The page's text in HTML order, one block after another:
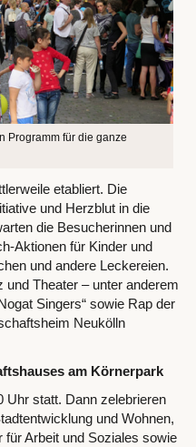
Programm für die ganze
etabliert. Die
und Herzblut in die
die Besucherinnen und
Aktionen für Kinder und
und andere Leckereien.
und Theater –unter anderem
Singers“ sowie Rap der
Neukölln
am Körnerpark
Uhr statt. Dann zelebrieren
und Wohnen,
Arbeit und Soziales sowie